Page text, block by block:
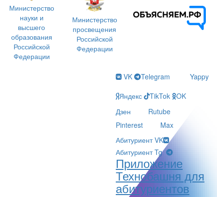
Министерство
науки и
высшего
образования
Российской
Федерации
Министерство
просвещения
Российской
Федерации
VK Telegram
Yappy
Яндекс
TikTok
OK
Дзен
Rutube
Pinterest
Max
Абитуриент VK
Абитуриент Tg
Приложение
Технобашня для
абитуриентов